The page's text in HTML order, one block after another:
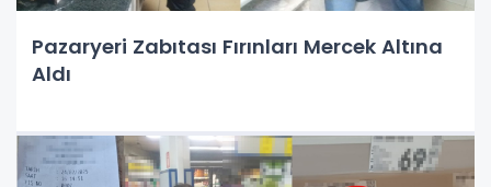
Pazaryeri Zabıtası Fırınları Mercek Altına
Aldı